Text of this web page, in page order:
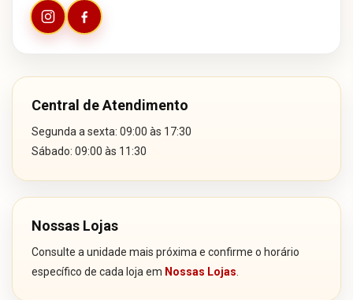
Central de Atendimento
Segunda a sexta: 09:00 às 17:30
Sábado: 09:00 às 11:30
Nossas Lojas
Consulte a unidade mais próxima e confirme o horário
específico de cada loja em Nossas Lojas